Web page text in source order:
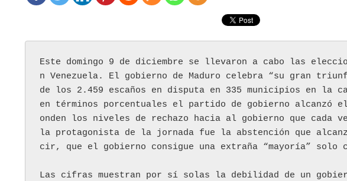
Este domingo 9 de diciembre se llevaron a cabo las
n Venezuela. El gobierno de Maduro celebra “su gran
de los 2.459 escaños en disputa en 335 municipios en la
en términos porcentuales el partido de gobierno alcanzó
onden los niveles de rechazo hacia al gobierno que cada
la protagonista de la jornada fue la abstención que
cir, que el gobierno consigue una extraña “mayoría” solo
Las cifras muestran por sí solas la debilidad de un